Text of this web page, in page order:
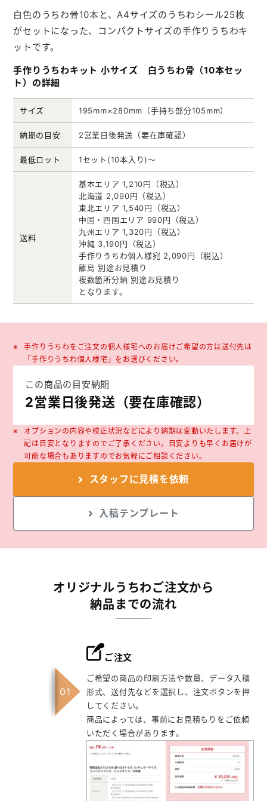
白色のうちわ骨10本と、A4サイズのうちわシール25枚
がセットになった、コンパクトサイズの手作りうちわキ
ットです。
手作りうちわキット 小サイズ 白うちわ骨（10本セッ
ト）の詳細
サイズ 195mm×280mm（手持ち部分105mm）
納期の目安 2営業日後発送（要在庫確認）
最低ロット 1セット(10本入り)～
送料
基本エリア 1,210円（税込）
北海道 2,090円（税込）
東北エリア 1,540円（税込）
中国・四国エリア 990円（税込）
九州エリア 1,320円（税込）
沖縄 3,190円（税込）
手作りうちわ個人様宛 2,090円（税込）
離島 別途お見積り
複数箇所分納 別途お見積り
となります。
手作りうちわをご注文の個人様宅へのお届けご希望の方は送付先は
「手作りうちわ個人様宅」をお選びください。
この商品の目安納期
2営業日後発送（要在庫確認）
オプションの内容や校正状況などにより納期は変動いたします。上
記は目安となりますのでご了承ください。目安よりも早くお届けが
可能な場合もありますのでお気軽にご相談ください。
スタッフに見積を依頼
入稿テンプレート
オリジナルうちわご注文から
納品までの流れ
ご注文
ご希望の商品の印刷方法や数量、データ入稿
形式、送付先などを選択し、注文ボタンを押
してください。
商品によっては、事前にお見積もりをご依頼
いただく場合があります。